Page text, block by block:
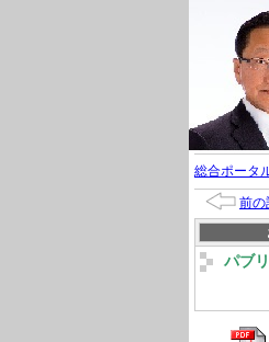
総合ポータ
前の
パブ